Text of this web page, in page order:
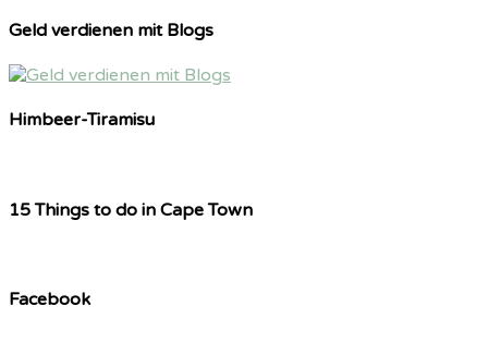
Geld verdienen mit Blogs
Himbeer-Tiramisu
15 Things to do in Cape Town
Facebook